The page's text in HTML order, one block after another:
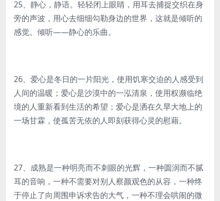
25、静心，静语。轻轻闭上眼睛，用耳去捕捉交织在身
旁的声波，用心去细细勾勒身边的世界，这就是倾听的
感觉。倾听——静心的乐曲。
26、爱心是冬日的一片阳光，使用饥寒交迫的人感受到
人间的温暖；爱心是沙漠中的一泓清泉，使用权濒临绝
境的人重新看到生活的希望；爱心是洒在久旱大地上的
一场甘霖，使孤苦无依的人即刻获得心灵的慰藉。
27、成熟是一种明亮而不刺眼的光辉，一种圆润而不腻
耳的音响，一种不需要对别人察颜观色的从容，一种终
于停止了向周围申诉求告的大气，一种不理会哄闹的微